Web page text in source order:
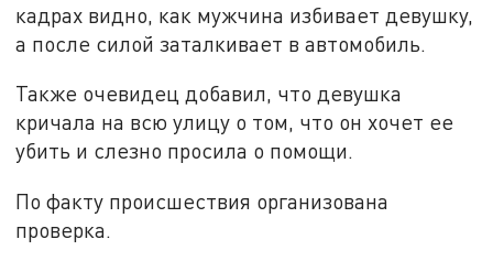
кадрах видно, как мужчина избивает девушку,
а после силой заталкивает в автомобиль.
Также очевидец добавил, что девушка
кричала на всю улицу о том, что он хочет ее
убить и слезно просила о помощи.
По факту происшествия организована
проверка.